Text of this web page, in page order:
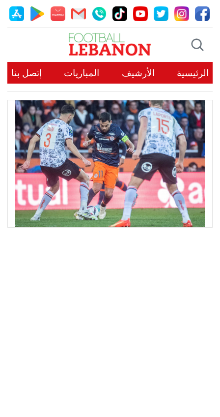
الرئيسية الأرشيف المباريات إتصل بنا